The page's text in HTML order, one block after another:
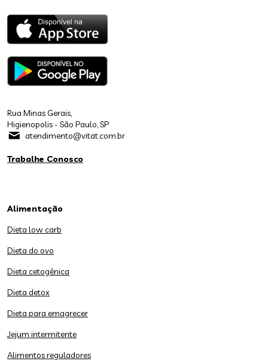
Rua Minas Gerais,
Higienopolis - São Paulo, SP
atendimento@vitat.com.br
Trabalhe Conosco
Alimentação
Dieta low carb
Dieta do ovo
Dieta cetogênica
Dieta detox
Dieta para emagrecer
Jejum intermitente
Alimentos reguladores